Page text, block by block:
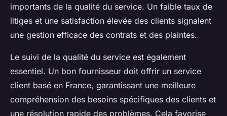
importants de la qualité du service. Un faible taux de
litiges et une satisfaction élevée des clients signalent
une gestion efficace des contrats et des plaintes.
Le suivi de la qualité du service est également
essentiel. Un bon fournisseur doit offrir un service
client basé en France, garantissant une meilleure
compréhension des besoins spécifiques des clients et
une résolution rapide des problèmes. Cela favorise